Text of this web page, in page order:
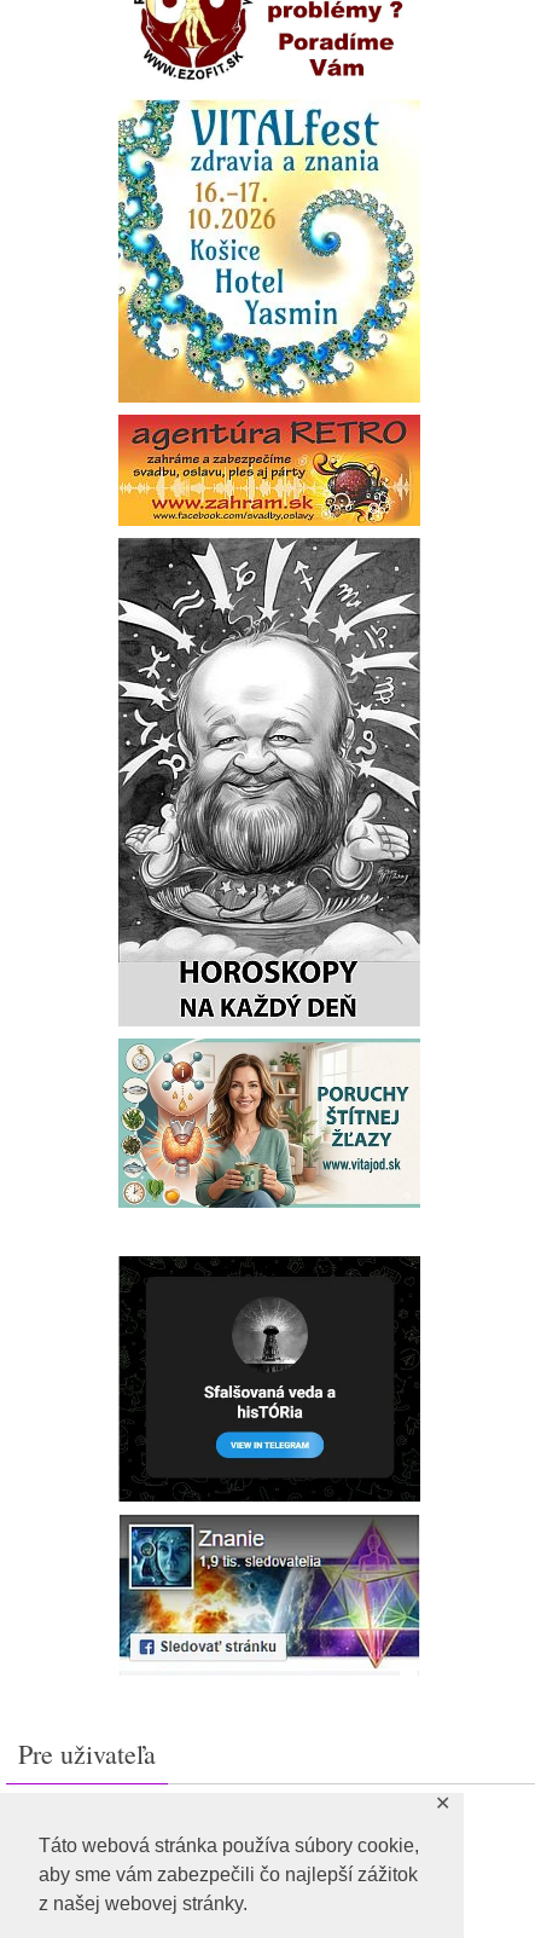
Táto webová stránka používa súbory cookie,
aby sme vám zabezpečili čo najlepší zážitok
z našej webovej stránky.
✕
Pre uživateľa
Feed záznamov
RSS feed komentárov
WordPress.org